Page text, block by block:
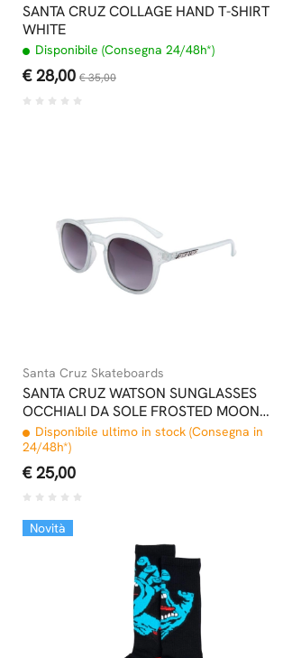
SANTA CRUZ COLLAGE HAND T-SHIRT
WHITE
Disponibile (Consegna 24/48h*)
€ 28,00 € 35,00
Santa Cruz Skateboards
SANTA CRUZ WATSON SUNGLASSES
OCCHIALI DA SOLE FROSTED MOON
ROCK
Disponibile ultimo in stock (Consegna in
24/48h*)
€ 25,00
Novità